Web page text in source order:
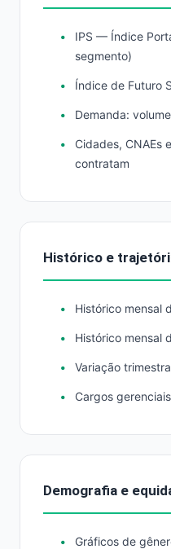
IPS — Índice
segmento)
Índice de Futuro
Demanda:
Cidades, CNAEs
contratam
Histórico e
Histórico mensal
Histórico mensal
Variação
Cargos
Demografia e
Gráficos de